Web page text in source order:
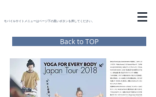
モバイルサイトメニューはページ下の黒いボタンを押してください。
Back to TOP